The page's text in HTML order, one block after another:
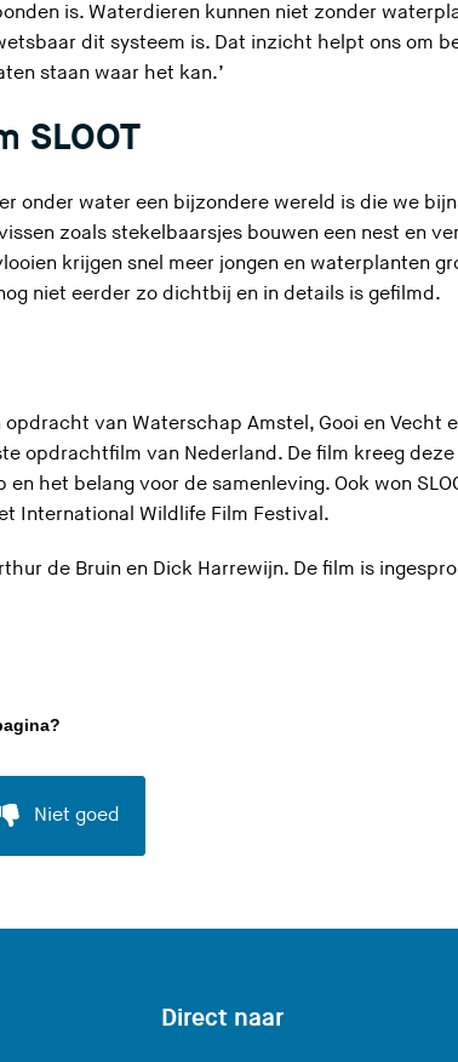
is. Waterdieren kunnen niet zonder
dit systeem is. Dat inzicht helpt ons om
staan waar het kan.’
SLOOT
onder water een bijzondere wereld is die we
zoals stekelbaarsjes bouwen een nest en
krijgen snel meer jongen en waterplanten
niet eerder zo dichtbij en in details is gefilmd.
van Waterschap Amstel, Gooi en Vecht
opdrachtfilm van Nederland. De film kreeg
het belang voor de samenleving. Ook won
International Wildlife Film Festival.
de Bruin en Dick Harrewijn. De film is
Niet goed
Direct naar